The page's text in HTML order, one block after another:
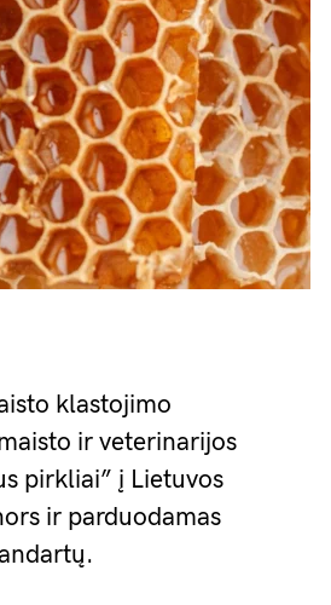
klastojimo
ir veterinarijos
pirkliai” į Lietuvos
ir parduodamas